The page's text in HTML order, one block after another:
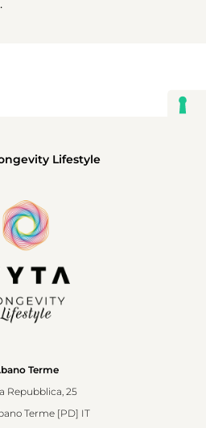
Lifestyle
Terme
Repubblica, 25
Terme [PD] IT